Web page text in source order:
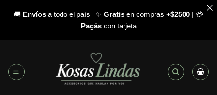
🚚 Envíos a todo el país | ✨ Gratis en compras +$2500 | 💳
Pagáscon tarjeta
contenido